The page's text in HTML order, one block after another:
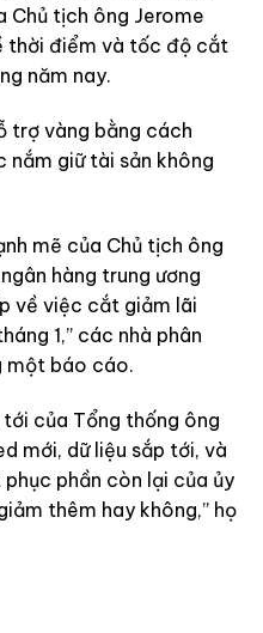
Chủ tịch ông Jerome
thời điểm và tốc độ cắt
năm nay.
trợ vàng bằng cách
nắm giữ tài sản không
mẽ của Chủ tịch ông
hàng trung ương
về việc cắt giảm lãi
1,” các nhà phân
một báo cáo.
của Tổng thống ông
mới, dữ liệu sắp tới, và
phần còn lại của ủy
thêm hay không,” họ